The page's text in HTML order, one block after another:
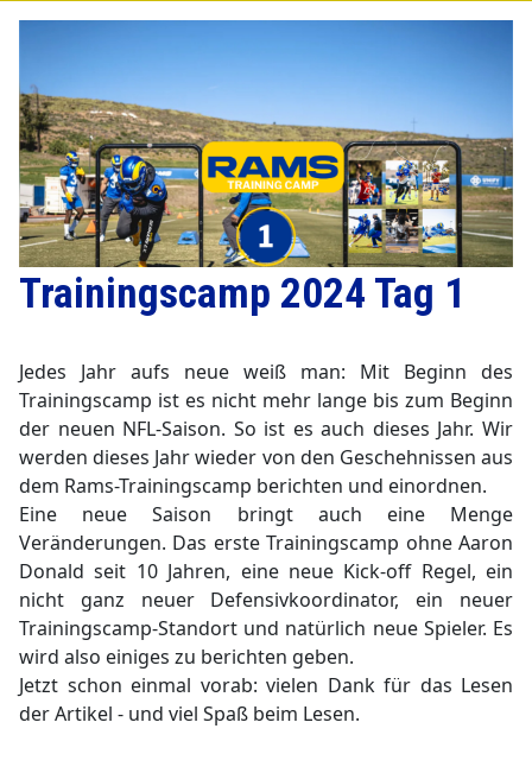
▼
Trainingscamp 2024 Tag 1
Jedes Jahr aufs neue weiß man: Mit Beginn des
Trainingscamp ist es nicht mehr lange bis zum Beginn
der neuen NFL-Saison. So ist es auch dieses Jahr. Wir
werden dieses Jahr wieder von den Geschehnissen aus
dem Rams-Trainingscamp berichten und einordnen.
Eine neue Saison bringt auch eine Menge
Veränderungen. Das erste Trainingscamp ohne Aaron
Donald seit 10 Jahren, eine neue Kick-off Regel, ein
nicht ganz neuer Defensivkoordinator, ein neuer
Trainingscamp-Standort und natürlich neue Spieler. Es
wird also einiges zu berichten geben.
Jetzt schon einmal vorab: vielen Dank für das Lesen
der Artikel - und viel Spaß beim Lesen.